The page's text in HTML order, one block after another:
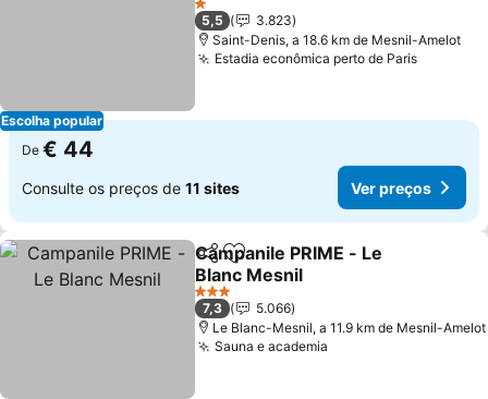
Escolha popular
Ver preços
1 Estrelas
5,5
3.823
Saint-Denis, a 18.6 km de Mesnil-Amelot
Estadia econômica perto de ParisVer
De € 44
Consulte os preços de 11 sites Ver preços
PartilharAdicionar aos favoritos
Campanile PRIME - Le
Blanc Mesnil
Ver preços
3 Estrelas
7,3
5.066
Le Blanc-Mesnil, a 11.9 km de Mesnil-Amelot
Sauna e academia